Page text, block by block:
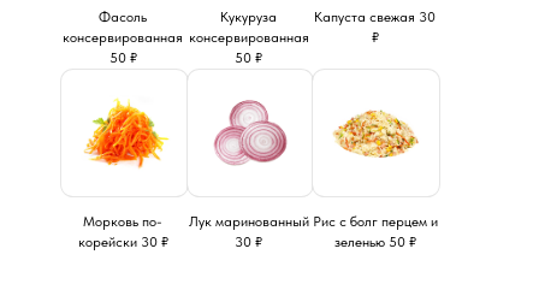
Фасоль
консервированная
50 ₽
Кукуруза
консервированная
50 ₽
Капуста свежая 30
₽
Морковь по-
корейски 30 ₽
Лук маринованный
30 ₽
Рис с болг перцем и
зеленью 50 ₽